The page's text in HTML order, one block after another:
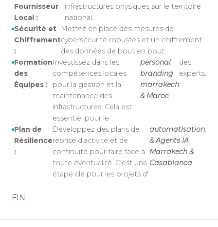
Fournisseur
Local :
infrastructures physiques sur le territoire
national.
Sécurité et
Chiffrement
:
Mettez en place des mesures de
cybersécurité robustes et un chiffrement
des données de bout en bout.
Formation
des
Équipes :
Investissez dans les
compétences locales
pour la gestion et la
maintenance des
infrastructures. Cela est
essentiel pour le
personal
branding
marrakech
& Maroc
des
experts.
Plan de
Résilience
:
Développez des plans de
reprise d'activité et de
continuité pour faire face à
toute éventualité. C'est une
étape clé pour les projets d'
automatisation
& Agents IA
Marrakech &
Casablanca
.
FIN